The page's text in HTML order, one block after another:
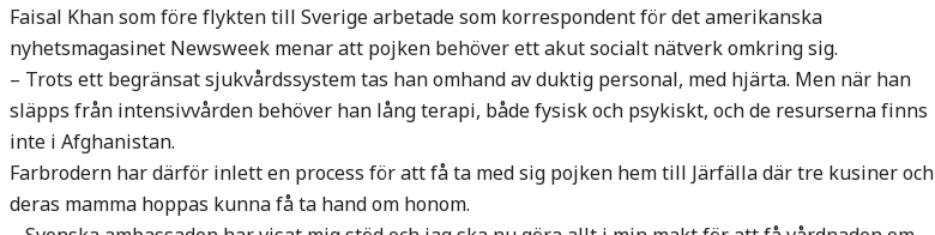
Faisal Khan som före flykten till Sverige arbetade som korrespondent för det amerikanska
nyhetsmagasinet Newsweek menar att pojken behöver ett akut socialt nätverk omkring sig.
– Trots ett begränsat sjukvårdssystem tas han omhand av duktig personal, med hjärta. Men när han
släpps från intensivvården behöver han lång terapi, både fysisk och psykiskt, och de resurserna finns
inte i Afghanistan.
Farbrodern har därför inlett en process för att få ta med sig pojken hem till Järfälla där tre kusiner och
deras mamma hoppas kunna få ta hand om honom.